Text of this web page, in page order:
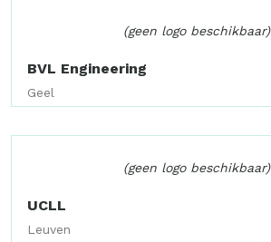
(geen logo beschikbaar)
BVL Engineering
Geel
(geen logo beschikbaar)
UCLL
Leuven